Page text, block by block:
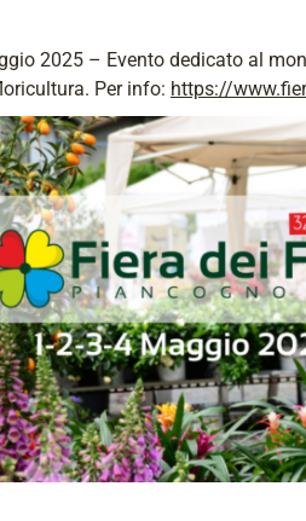
2025 – Evento dedicato al
Per info: https://